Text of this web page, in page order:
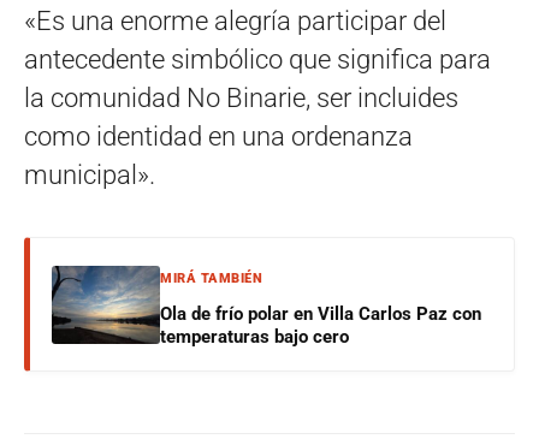
«Es una enorme alegría participar del
antecedente simbólico que significa para
la comunidad No Binarie, ser incluides
como identidad en una ordenanza
municipal».
MIRÁ TAMBIÉN
Ola de frío polar en Villa Carlos Paz con
temperaturas bajo cero